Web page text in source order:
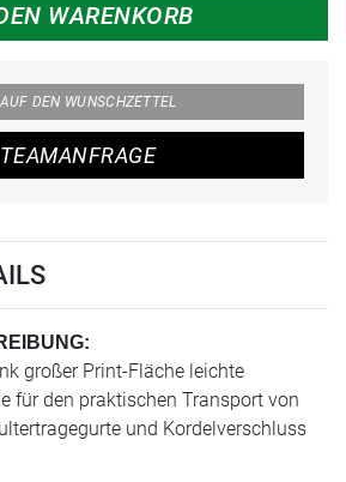
WARENKORB
AUF DEN WUNSCHZETTEL
TEAMANFRAGE
großer Print-Fläche leichte
für den praktischen Transport von
und Kordelverschluss